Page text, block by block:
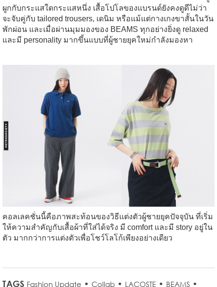
ผูกกับกระแสใดกระแสหนึ่ง เสื้อโปโลของแบรนด์ยังคงดูดีไม่ว่า
จะจับคู่กับ tailored trousers, เดนิม หรือแม้แต่กางเกงขาสั้นในวัน
พักผ่อน และเมื่อผ่านมุมมองของ BEAMS ทุกอย่างยิ่งดู relaxed
และมี personality มากขึ้นแบบที่ผู้ชายยุคใหม่กำลังมองหา
คอลเลคชั่นนี้คือภาพสะท้อนของวิธีแต่งตัวผู้ชายยุคปัจจุบัน ที่เริ่ม
ให้ความสำคัญกับเสื้อผ้าที่ใส่ได้จริง มี comfort และมี story อยู่ใน
ตัว มากกว่าการแต่งตัวเพื่อโชว์โลโก้เพียงอย่างเดียว
TAGS Fashion Update • Collab • LACOSTE • BEAMS •